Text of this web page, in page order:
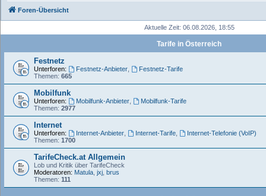
Foren-Übersicht
Aktuelle Zeit: 06.08.2026, 18:55
Tarife in Österreich
Festnetz
Unterforen: Festnetz-Anbieter,
Festnetz-Tarife
Themen: 665
Mobilfunk
Unterforen: Mobilfunk-Anbieter,
Mobilfunk-Tarife
Themen: 2977
Internet
Unterforen: Internet-Anbieter, Internet-Tarife,
Internet-Telefonie (VoIP)
Themen: 1700
TarifeCheck.at Allgemein
Lob und Kritik über TarifeCheck
Moderatoren: Matula jxj brus
Themen: 111